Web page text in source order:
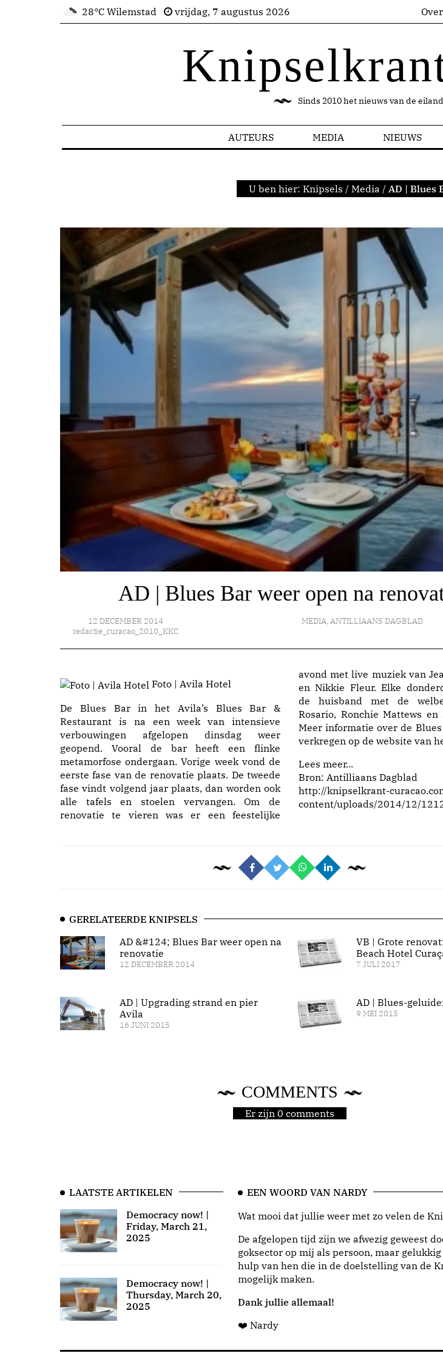
28°C Wilemstad vrijdag, 7 augustus 2026
Sinds 2010 het nieuws van de
AUTEURS MEDIA NIEUWS
U ben hier: Knipsels / Media / AD | Blues
AD | Blues Bar weer open na
12 DECEMBER 2014
redactie_curacao_2010_KKC
MEDIA, ANTILLIAANS DAGBLAD
Foto | Avila Hotel
De Blues Bar in het Avila’s Blues Bar &
Restaurant is na een week van intensieve
verbouwingen afgelopen dinsdag weer
geopend. Vooral de bar heeft een flinke
metamorfose ondergaan. Vorige week vond de
eerste fase van de renovatie plaats. De tweede
fase vindt volgend jaar plaats, dan worden ook
alle tafels en stoelen vervangen. Om de
renovatie te vieren was er een feestelijke
avond met live muziek van
en Nikkie Fleur. Elke
de huisband met de
Rosario, Ronchie Mattews
Meer informatie over de
verkregen op de website van
Lees meer...
Bron: Antilliaans Dagblad
http://knipselkrant-
content/uploads/2014/12/
GERELATEERDE KNIPSELS
AD &#124; Blues Bar weer open na
renovatie
12 DECEMBER 2014
AD | Upgrading strand en pier
Avila
16 JUNI 2015
VB | Grote
Beach Hotel
7 JULI 2017
AD | Blues-
9 MEI 2015
COMMENTS
Er zijn 0 comments
LAATSTE ARTIKELEN
Democracy now! |
Friday, March 21,
2025
Democracy now! |
Thursday, March 20,
2025
EEN WOORD VAN NARDY
Wat mooi dat jullie weer met zo velen de
De afgelopen tijd zijn we afwezig geweest
goksector op mij als persoon, maar
hulp van hen die in de doelstelling van de
mogelijk maken.
Dank jullie allemaal!
❤️ Nardy